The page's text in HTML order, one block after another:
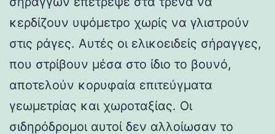
κερδίζουν υψόμετρο χωρίς να γλιστρούν
στις ράγες. Αυτές οι ελικοειδείς σήραγγες,
που στρίβουν μέσα στο ίδιο το βουνό,
αποτελούν κορυφαία επιτεύγματα
γεωμετρίας και χωροταξίας. Οι
σιδηρόδρομοι αυτοί δεν αλλοίωσαν το